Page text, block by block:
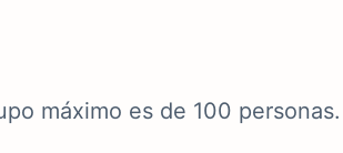
máximo es de 100 personas.